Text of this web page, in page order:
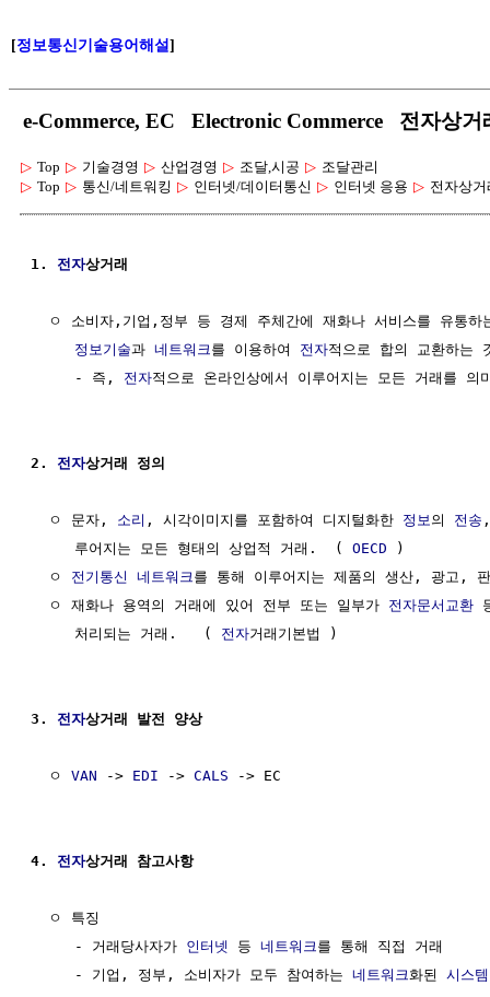
[정보통신기술용어해설]
e-Commerce, EC Electronic Commerce 전자상거
▷ Top ▷ 기술경영 ▷ 산업경영 ▷ 조달,시공 ▷ 조달관리
▷ Top ▷ 통신/네트워킹 ▷ 인터넷/데이터통신 ▷ 인터넷 응용 ▷ 전자상거
1. 전자상거래
ㅇ 소비자,기업,정부 등 경제 주체간에 재화나 서비스를 유통하
정보기술과 네트워크 를 이용하여 전자적으로 합의 교환하는
     - 즉,
전자적으로 온라인상에서 이루어지는 모든 거래를 의
2. 전자상거래 정의
  ㅇ 문자,
소리 , 시각이미지를 포함하여 디지털화한 정보 의 전송
     루어지는 모든 형태의 상업적 거래.  (
OECD )
  ㅇ
전기통신 네트워크 를 통해 이루어지는 제품의 생산, 광고
  ㅇ 재화나 용역의 거래에 있어 전부 또는 일부가
전자문서교환
     처리되는 거래.   (
전자거래기본법 )
3. 전자상거래 발전 양상
  ㅇ
VAN -> EDI -> CALS -> EC
4. 전자상거래 참고사항
  ㅇ 특징
     - 거래당사자가
인터넷 등 네트워크 를 통해 직접 거래
     - 기업, 정부, 소비자가 모두 참여하는
네트워크 화된 시스템